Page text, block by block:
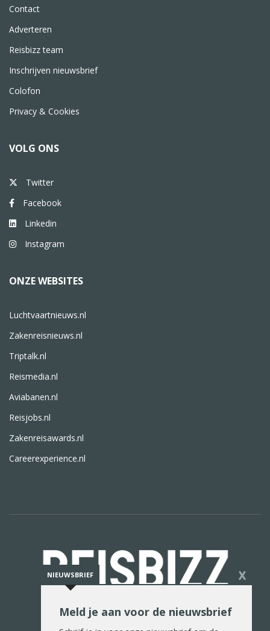
Contact
Adverteren
Reisbizz team
Inschrijven nieuwsbrief
Colofon
Privacy & Cookies
VOLG ONS
Twitter
Facebook
Linkedin
Instagram
ONZE WEBSITES
Luchtvaartnieuws.nl
Zakenreisnieuws.nl
Triptalk.nl
Reismedia.nl
Aviabanen.nl
Reisjobs.nl
Zakenreisawards.nl
Careerexperience.nl
De reiswereld in woord en beeld
NIEUWSBRIEF X
Meld je aan voor de nieuwsbrief